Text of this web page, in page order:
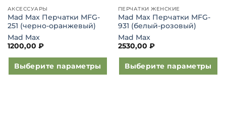
АКСЕССУАРЫ
Mad Max Перчатки MFG-
251 (черно-оранжевый)
Mad Max
1200,00 ₽
Выберите параметры
ПЕРЧАТКИ ЖЕНСКИЕ
Mad Max Перчатки MFG-
931 (белый-розовый)
Mad Max
2530,00 ₽
Выберите параметры